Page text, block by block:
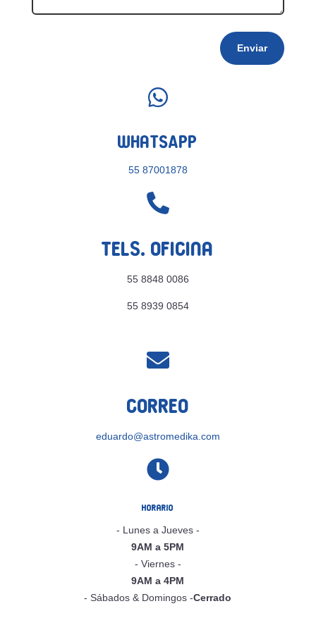
Enviar

WhatsApp
55 87001878

Tels. Oficina
55 8848 0086
55 8939 0854

Correo
eduardo@astromedika.com

Horario
- Lunes a Jueves -
9AM a 5PM
- Viernes -
9AM a 4PM
- Sábados & Domingos -Cerrado